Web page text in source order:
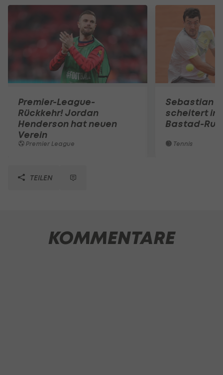
Premier-League-
Rückkehr! Jordan
Henderson hat neuen
Verein
Premier League
Sebastian
scheitert in
Bastad-
Tennis
TEILEN
KOMMENTARE